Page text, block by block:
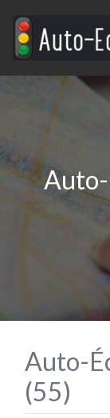
Auto-
(55)